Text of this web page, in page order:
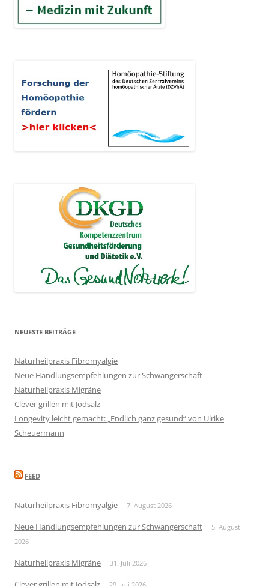
NEUESTE BEITRÄGE
Naturheilpraxis Fibromyalgie
Neue Handlungsempfehlungen zur Schwangerschaft
Naturheilpraxis Migräne
Clever grillen mit Jodsalz
Longevity leicht gemacht: „Endlich ganz gesund“ von Ulrike
Scheuermann
FEED
Naturheilpraxis Fibromyalgie 7. August 2026
Neue Handlungsempfehlungen zur Schwangerschaft
5. August
2026
Naturheilpraxis Migräne 31. Juli 2026